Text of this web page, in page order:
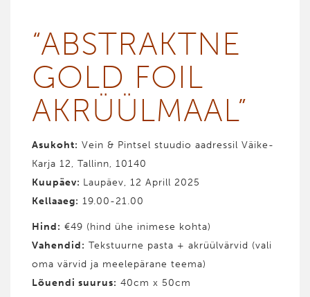
“ABST­RAKT­NE
GOLD FOIL
AKRÜÜL­­­MAAL”
Asukoht: Vein & Pintsel stuudio aadressil Väike-
Karja 12, Tallinn, 10140
Kuupäev: Laupäev, 12 Aprill 2025
Kellaaeg: 19.00-21.00
Hind: €49 (hind ühe inimese kohta)
Vahendid: Tekstuurne pasta + akrüülvärvid (vali
oma värvid ja meelepärane teema)
Lõuendi suurus: 40cm x 50cm